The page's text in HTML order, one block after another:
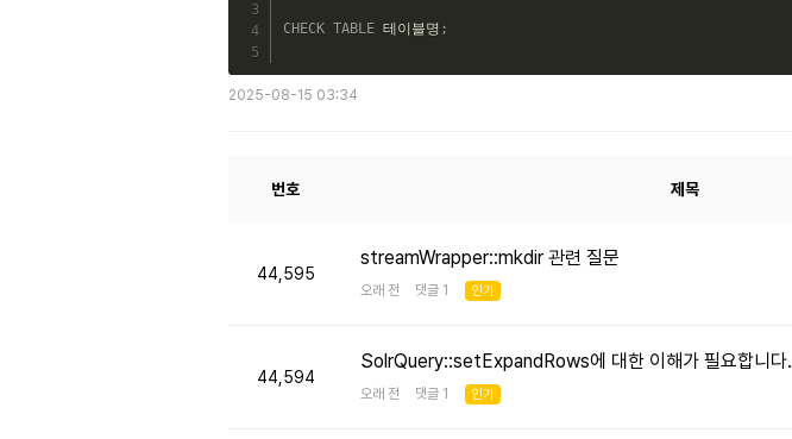
CHECK TABLE 테이블명 ;
2025-08-15 03:34
번호 제목
44,595
streamWrapper::mkdir 관련 질문
오래 전 댓글 1 인기
44,594
SolrQuery::setExpandRows에 대한 이해가 필요합니다.
오래 전 댓글 1 인기